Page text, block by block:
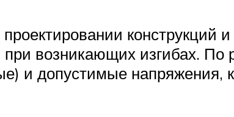
конструкций
возникающих изгибах. По
и допустимые